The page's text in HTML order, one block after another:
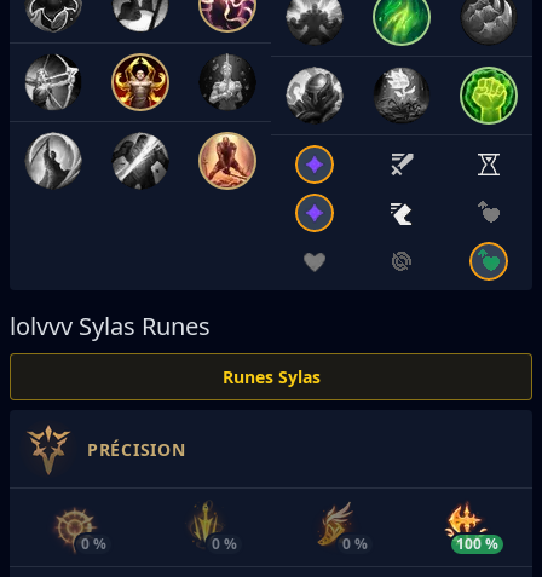
lolvvv Sylas Runes
Runes Sylas
PRÉCISION
0 % 0 % 0 % 100 %